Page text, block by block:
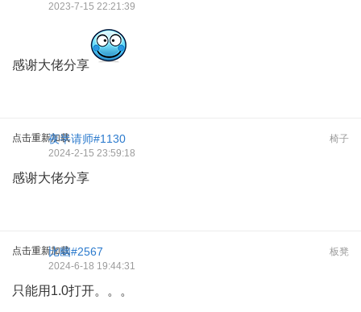
2023-7-15 22:21:39
感谢大佬分享
点击重新加载 椅子
夜半请师#1130
2024-2-15 23:59:18
感谢大佬分享
点击重新加载 板凳
比幽#2567
2024-6-18 19:44:31
只能用1.0打开。。。